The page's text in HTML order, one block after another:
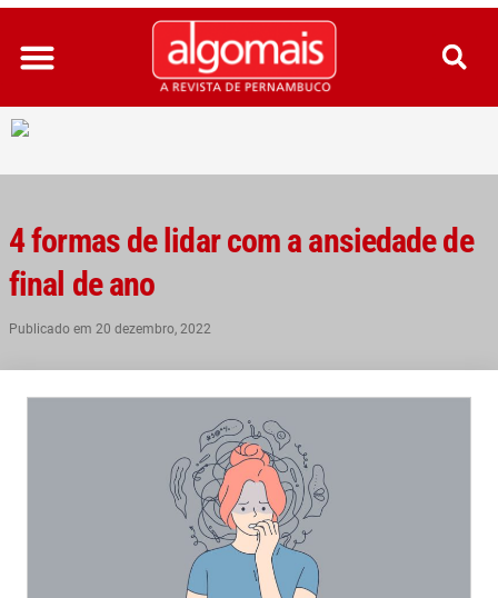
Ir
para
conteúdo
4 formas de lidar com a ansiedade de
final de ano
Publicado em 20 dezembro, 2022